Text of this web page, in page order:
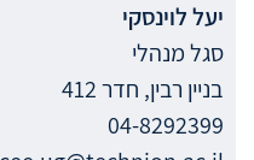
יעללוינסקי
סגל מנהלי
בניין רבין, חדר 412
04-8292399